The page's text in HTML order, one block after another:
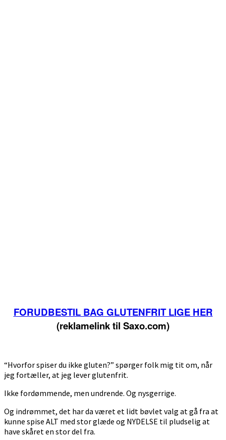
FORUDBESTIL BAG GLUTENFRIT LIGE HER
(reklamelink til Saxo.com)
“Hvorfor spiser du ikke gluten?” spørger folk mig tit om, når
jeg fortæller, at jeg lever glutenfrit.
Ikke fordømmende, men undrende. Og nysgerrige.
Og indrømmet, det har da været et lidt bøvlet valg at gå fra at
kunne spise ALT med stor glæde og NYDELSE til pludselig at
have skåret en stor del fra.